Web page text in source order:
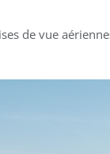
de vue